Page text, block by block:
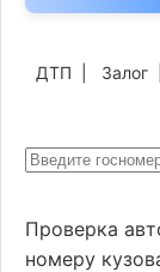
ДТП Залог
Проверка
номеру